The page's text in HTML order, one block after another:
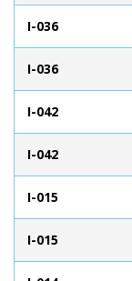
I-036
I-036
I-042
I-042
I-015
I-015